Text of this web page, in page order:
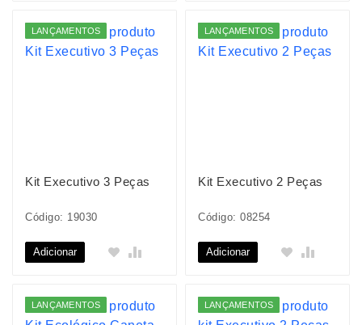
LANÇAMENTOS
Kit Executivo 3 Peças
Código: 19030
Adicionar
LANÇAMENTOS
Kit Executivo 2 Peças
Código: 08254
Adicionar
LANÇAMENTOS LANÇAMENTOS